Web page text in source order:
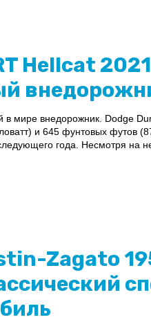
Hellcat
мире внедорожник. Dodge
и 645 фунтовых футов
года. Несмотря на
Zagato